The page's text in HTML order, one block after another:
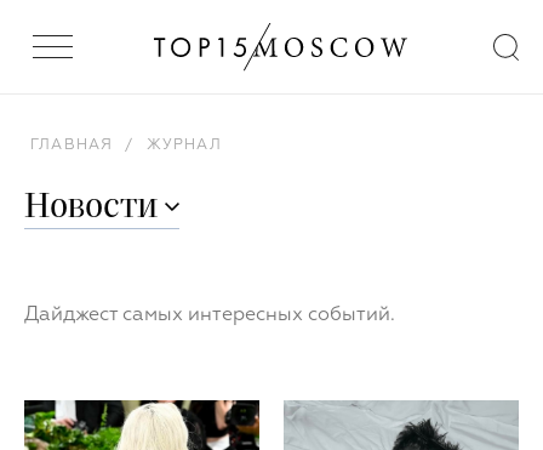
ГЛАВНАЯ / ЖУРНАЛ
Новости
Дайджест самых интересных событий.